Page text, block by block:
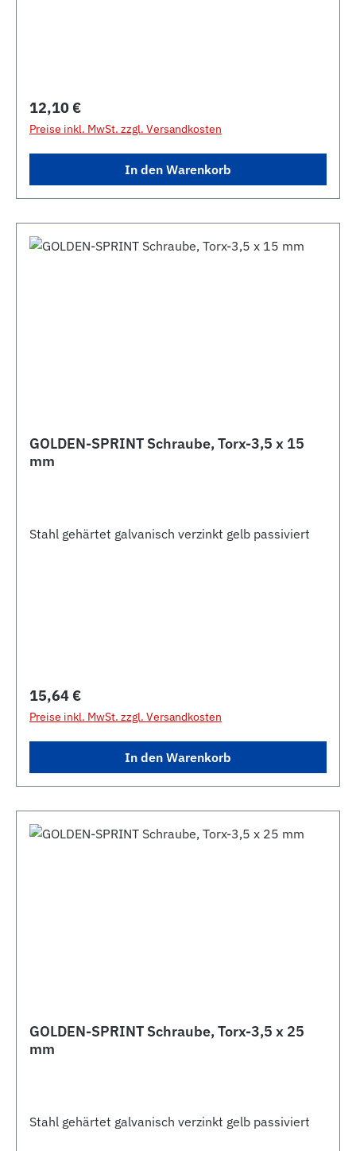
Regulärer Preis:
12,10 €
Preise inkl. MwSt. zzgl. Versandkosten
In den Warenkorb
GOLDEN-SPRINT Schraube, Torx-3,5 x 15
mm
Stahl gehärtet galvanisch verzinkt gelb passiviert
Regulärer Preis:
15,64 €
Preise inkl. MwSt. zzgl. Versandkosten
In den Warenkorb
GOLDEN-SPRINT Schraube, Torx-3,5 x 25
mm
Stahl gehärtet galvanisch verzinkt gelb passiviert